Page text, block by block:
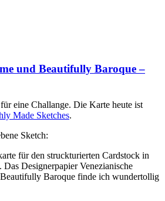
und Beautifully Baroque –
eine Challange. Die Karte heute ist
Made Sketches.
Sketch:
für den struckturierten Cardstock in
Das Designerpapier Venezianische
Baroque finde ich wundertollig